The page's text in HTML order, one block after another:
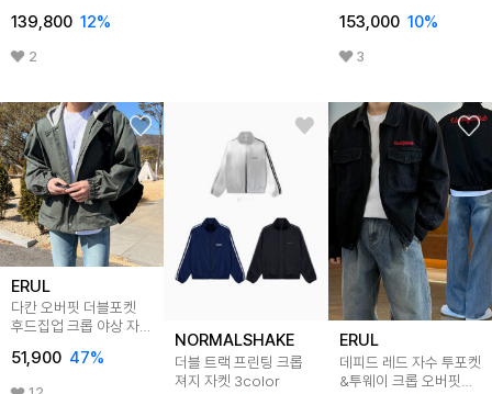
139,800 12%
2
153,000 10%
3
ERUL
다칸 오버핏 더블포켓
후드집업 크롭 야상 자켓
51,900 47%
NORMALSHAKE
더블 트랙 프린팅 크롭
져지 자켓 3color
ERUL
데피드 레드 자수 투포켓
&투웨이 크롭 오버핏